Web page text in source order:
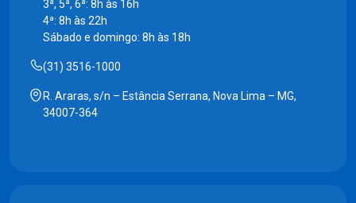
3ª, 5ª, 6ª: 8h às 16h
4ª: 8h às 22h
Sábado e domingo: 8h às 18h
(31) 3516-1000
R. Araras, s/n – Estância Serrana, Nova Lima – MG,
34007-364